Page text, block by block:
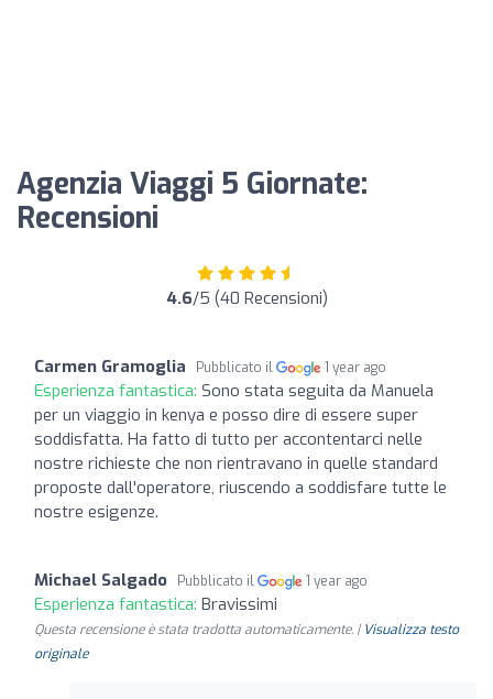
Agenzia Viaggi 5 Giornate:
Recensioni
4.6/5 (40 Recensioni)
Carmen Gramoglia Pubblicato il 1 year ago
Esperienza fantastica: Sono stata seguita da Manuela
per un viaggio in kenya e posso dire di essere super
soddisfatta. Ha fatto di tutto per accontentarci nelle
nostre richieste che non rientravano in quelle standard
proposte dall'operatore, riuscendo a soddisfare tutte le
nostre esigenze.
Michael Salgado Pubblicato il 1 year ago
Esperienza fantastica: Bravissimi
Questa recensione è stata tradotta automaticamente. | Visualizza testo
originale